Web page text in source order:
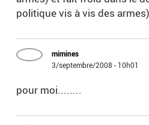
politique vis à vis des
mimines
3/septembre/2008 - 10h01
pour moi........